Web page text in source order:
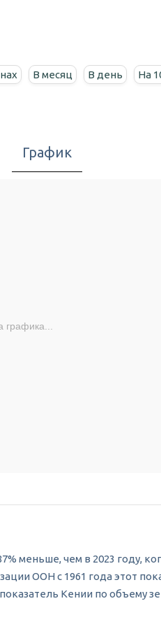
В месяц В день На
График
графика...
меньше, чем в 2023 году,
ООН с 1961 года этот
Кении по объему